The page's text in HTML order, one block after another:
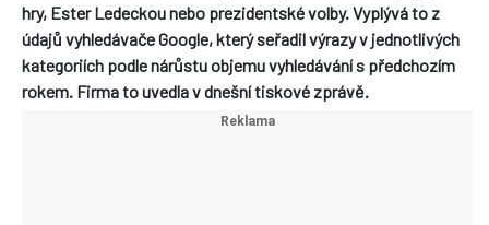
hry, Ester Ledeckou nebo prezidentské volby. Vyplývá to z
údajů vyhledávače Google, který seřadil výrazy v jednotlivých
kategoriích podle nárůstu objemu vyhledávání s předchozím
rokem. Firma to uvedla v dnešní tiskové zprávě.